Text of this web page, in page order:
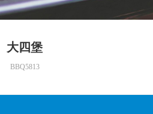
大四堡
BBQ5813